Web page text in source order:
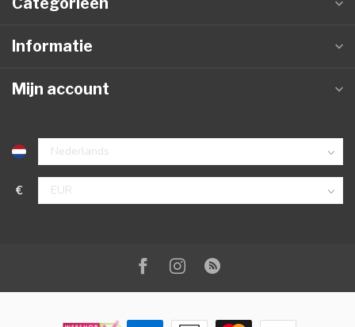
Informatie
Mijn account
€